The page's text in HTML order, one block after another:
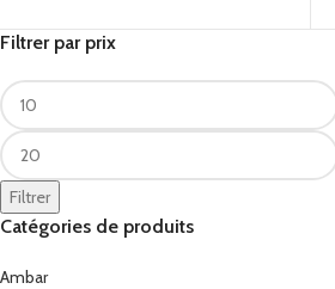
Filtrer par prix
Filtrer
Catégories de produits
Ambar